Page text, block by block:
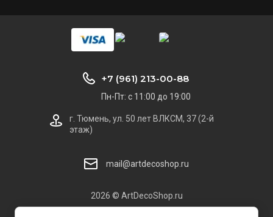
2026 © ArtDecoShop.ru
+7 (961) 213-00-88
Пн-Пт: с 11:00 до 19:00
г. Тюмень, ул. 50 лет ВЛКСМ, 37 (2-й
этаж)
mail@artdecoshop.ru